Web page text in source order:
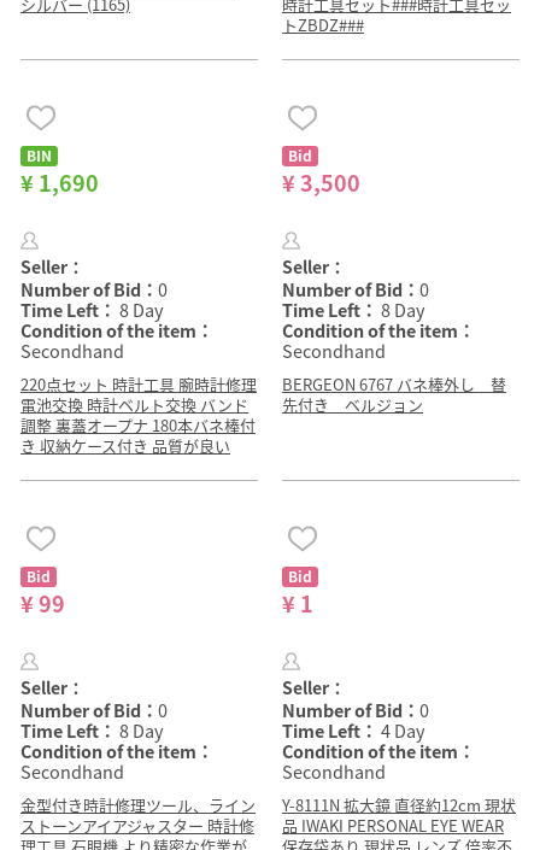
トZBDZ###
BIN
¥ 1,690
Seller：
Number of Bid： 0
Time Left： 8 Day
Condition of the item：
Secondhand
220点セット 時計工具 腕時計修理
電池交換 時計ベルト交換 バンド
調整 裏蓋オープナ 180本バネ棒付
き 収納ケース付き 品質が良い
Bid
¥ 3,500
Seller：
Number of Bid： 0
Time Left： 8 Day
Condition of the item：
Secondhand
BERGEON 6767 バネ棒外し 替
先付き ベルジョン
Bid
¥ 99
Seller：
Number of Bid： 0
Time Left： 8 Day
Condition of the item：
Secondhand
金型付き時計修理ツール、ライン
ストーンアイアジャスター 時計修
Bid
¥ 1
Seller：
Number of Bid： 0
Time Left： 4 Day
Condition of the item：
Secondhand
Y-8111N 拡大鏡 直径約12cm 現状
品 IWAKI PERSONAL EYE WEAR